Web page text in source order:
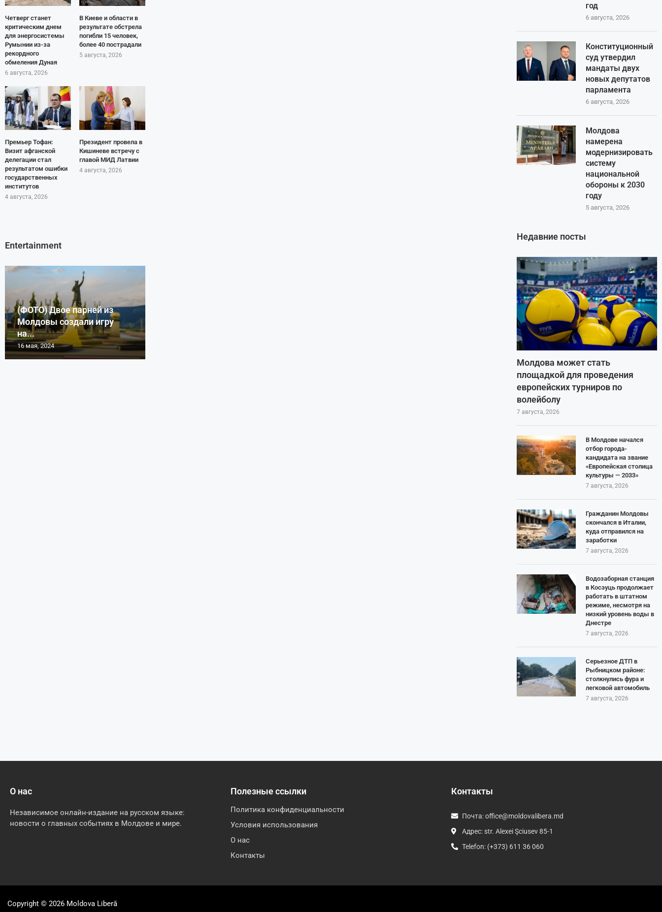
год
6 августа, 2026
Конституционный
суд утвердил
мандаты двух
новых депутатов
парламента
6 августа, 2026
Молдова
намерена
модернизировать
систему
национальной
обороны к 2030
году
5 августа, 2026
Недавние посты
Молдова может стать
площадкой для проведения
европейских турниров по
волейболу
7 августа, 2026
В Молдове начался
отбор города-
кандидата на звание
«Европейская столица
культуры — 2033»
7 августа, 2026
Гражданин Молдовы
скончался в Италии,
куда отправился на
заработки
7 августа, 2026
Водозаборная станция
в Косэуць продолжает
работать в штатном
режиме, несмотря на
низкий уровень воды в
Днестре
7 августа, 2026
Серьезное ДТП в
Рыбницком районе:
столкнулись фура и
легковой автомобиль
7 августа, 2026
Четверг станет
критическим днем
для энергосистемы
Румынии из-за
рекордного
обмеления Дуная
6 августа, 2026
В Киеве и области в
результате обстрела
погибли 15 человек,
более 40 пострадали
5 августа, 2026
Премьер Тофан:
Визит афганской
делегации стал
результатом ошибки
государственных
институтов
4 августа, 2026
Президент провела в
Кишиневе встречу с
главой МИД Латвии
4 августа, 2026
Entertainment
(ФОТО) Двое парней из
Молдовы создали игру
на...
16 мая, 2024
О нас
Независимое онлайн-издание на русском языке:
новости о главных событиях в Молдове и мире.
Полезные ссылки
Политика конфиденциальности
Условия использования
О нас
Контакты
Контакты
Почта:office@moldovalibera.md
Адрес: str. Alexei Şciusev 85-1
Telefon: (+373) 611 36 060
Copyright © 2026 Moldova Liberă